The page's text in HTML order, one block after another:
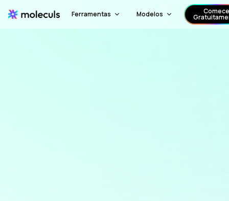
Ferramentas Modelos Comece